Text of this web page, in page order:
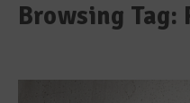
Browsing Tag: